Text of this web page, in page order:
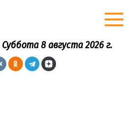
Суббота 8 августа 2026 г.